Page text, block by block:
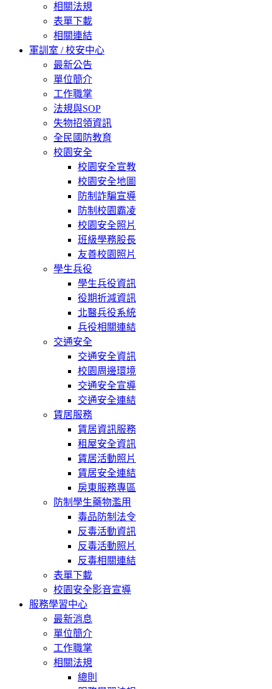
相關法規
表單下載
相關連結
軍訓室 / 校安中心
最新公告
單位簡介
工作職掌
法規與SOP
失物招領資訊
全民國防教育
校園安全
校園安全宣教
校園安全地圖
防制詐騙宣導
防制校園霸凌
校園安全照片
班級學務股長
友善校園照片
學生兵役
學生兵役資訊
役期折減資訊
北醫兵役系統
兵役相關連結
交通安全
交通安全資訊
校園周邊環境
交通安全宣導
交通安全連結
賃居服務
賃居資訊服務
租屋安全資訊
賃居活動照片
賃居安全連結
房東服務專區
防制學生藥物濫用
毒品防制法令
反毒活動資訊
反毒活動照片
反毒相關連結
表單下載
校園安全影音宣導
服務學習中心
最新消息
單位簡介
工作職掌
相關法規
總則